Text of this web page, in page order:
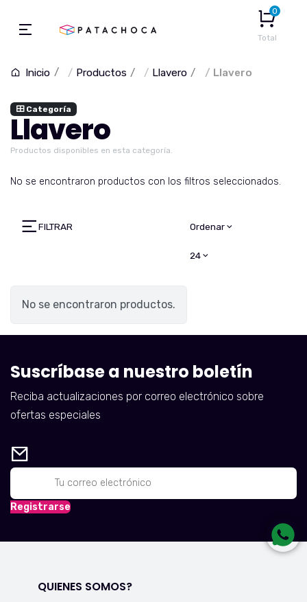
0
Total
Inicio Productos Llavero Llavero
Categoría
Llavero
Productos disponibles en esta categoría.
No se encontraron productos con los filtros seleccionados.
FILTRAR Ordenar
24
No se encontraron productos.
Suscríbase a nuestro boletín
Reciba actualizaciones por correo electrónico sobre
ofertas especiales
Registrarse
QUIENES SOMOS?